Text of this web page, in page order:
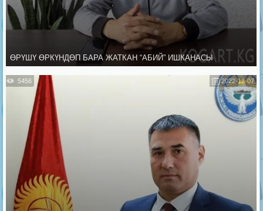
ӨРҮШҮ ӨРКҮНДӨП БАРА ЖАТКАН “АБИЙ” ИШКАНАСЫ
2022-12-07
5456